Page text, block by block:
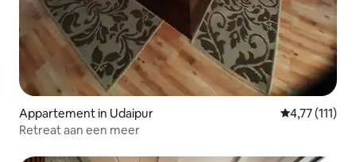
Appartement in Udaipur Gemiddelde
4,77 (111)
Retreat aan een meer